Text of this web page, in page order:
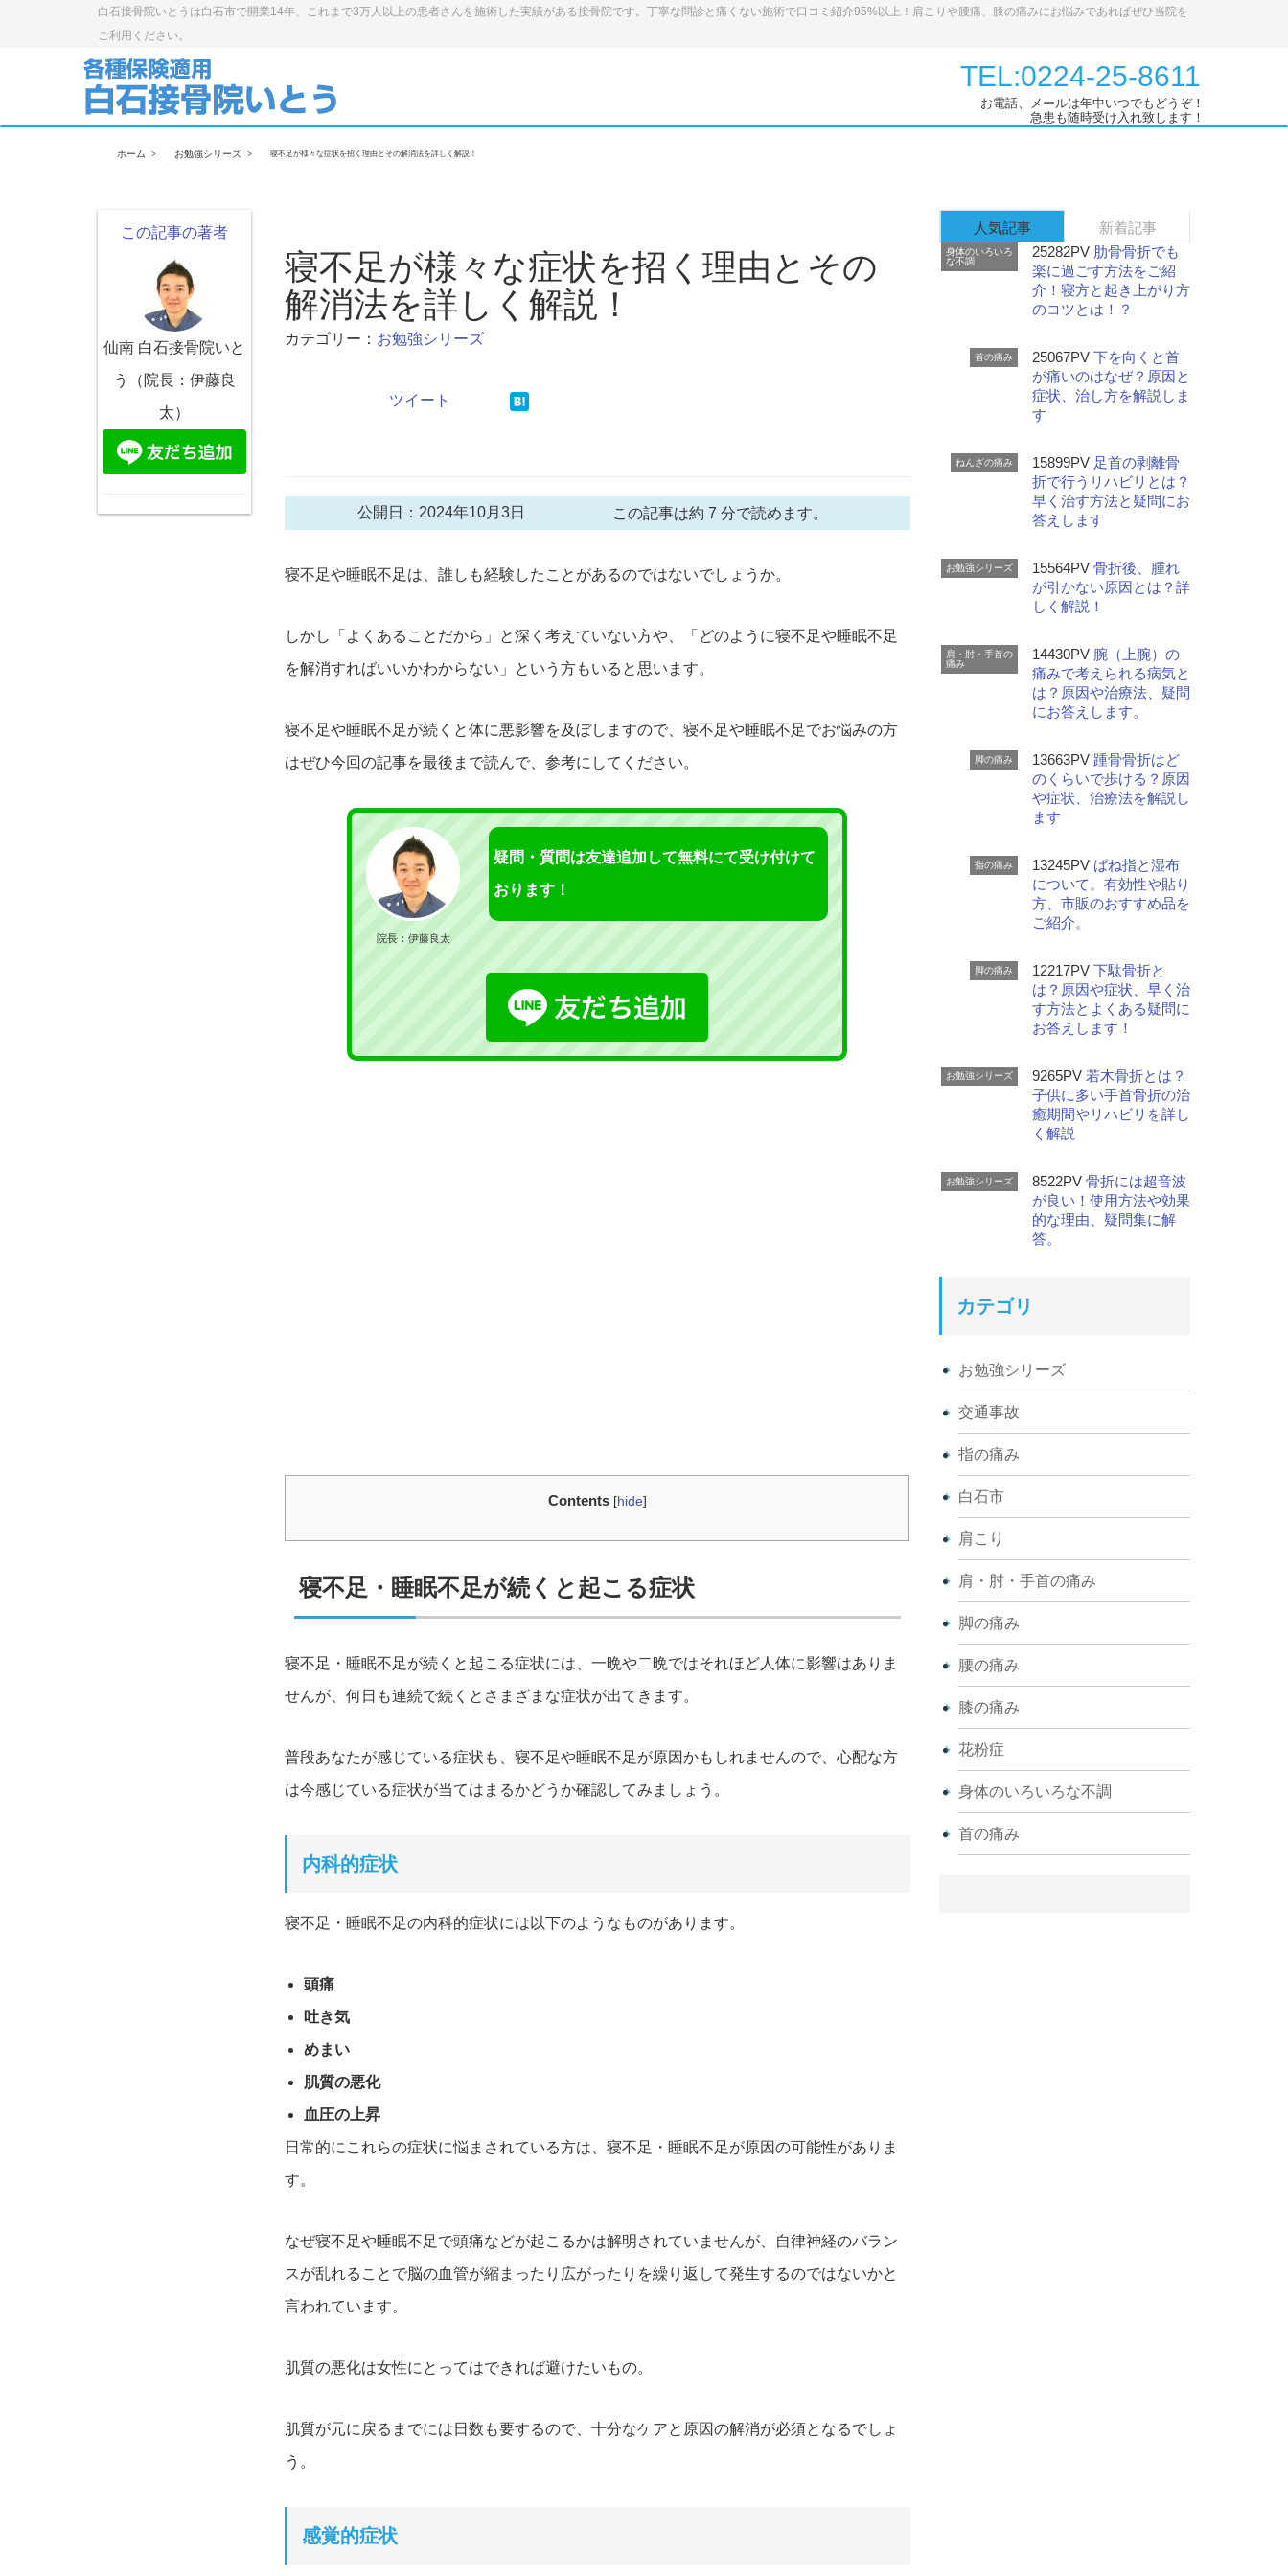
白石接骨院いとうは白石市で開業14年、これまで3万人以上の患者さんを施術した実績がある接骨院です。丁寧な問診と痛くない施術で口コミ紹介95%以上！肩こりや腰痛、膝の痛みにお悩みであればぜひ当院を
ご利用ください。
TEL:0224-25-8611
お電話、メールは年中いつでもどうぞ！
急患も随時受け入れ致します！
ホーム お勉強シリーズ 寝不足が様々な症状を招く理由とその解消法を詳しく解説！
寝不足が様々な症状を招く理由とその
解消法を詳しく解説！
カテゴリー： お勉強シリーズ
ツイート
公開日：2024年10月3日 この記事は約 7 分で読めます。
寝不足や睡眠不足は、誰しも経験したことがあるのではないでしょうか。
しかし「よくあることだから」と深く考えていない方や、「どのように寝不足や睡眠不足
を解消すればいいかわからない」という方もいると思います。
寝不足や睡眠不足が続くと体に悪影響を及ぼしますので、寝不足や睡眠不足でお悩みの方
はぜひ今回の記事を最後まで読んで、参考にしてください。
院長：伊藤良太
疑問・質問は友達追加して無料にて受け付けて
おります！
Contents [hide]
寝不足・睡眠不足が続くと起こる症状
寝不足・睡眠不足が続くと起こる症状には、一晩や二晩ではそれほど人体に影響はありま
せんが、何日も連続で続くとさまざまな症状が出てきます。
普段あなたが感じている症状も、寝不足や睡眠不足が原因かもしれませんので、心配な方
は今感じている症状が当てはまるかどうか確認してみましょう。
内科的症状
寝不足・睡眠不足の内科的症状には以下のようなものがあります。
頭痛
吐き気
めまい
肌質の悪化
血圧の上昇
日常的にこれらの症状に悩まされている方は、寝不足・睡眠不足が原因の可能性がありま
す。
なぜ寝不足や睡眠不足で頭痛などが起こるかは解明されていませんが、自律神経のバラン
スが乱れることで脳の血管が縮まったり広がったりを繰り返して発生するのではないかと
言われています。
肌質の悪化は女性にとってはできれば避けたいもの。
肌質が元に戻るまでには日数も要するので、十分なケアと原因の解消が必須となるでしょ
う。
感覚的症状
この記事の著者
仙南 白石接骨院いと
う（院長：伊藤良
太）
人気記事 新着記事
身体のいろいろ
な不調
25282PV 肋骨骨折でも
楽に過ごす方法をご紹
介！寝方と起き上がり方
のコツとは！？
首の痛み 25067PV 下を向くと首
が痛いのはなぜ？原因と
症状、治し方を解説しま
す
ねんざの痛み 15899PV 足首の剥離骨
折で行うリハビリとは？
早く治す方法と疑問にお
答えします
お勉強シリーズ 15564PV 骨折後、腫れ
が引かない原因とは？詳
しく解説！
肩・肘・手首の
痛み
14430PV 腕（上腕）の
痛みで考えられる病気と
は？原因や治療法、疑問
にお答えします。
脚の痛み 13663PV 踵骨骨折はど
のくらいで歩ける？原因
や症状、治療法を解説し
ます
指の痛み 13245PV ばね指と湿布
について。有効性や貼り
方、市販のおすすめ品を
ご紹介。
脚の痛み 12217PV 下駄骨折と
は？原因や症状、早く治
す方法とよくある疑問に
お答えします！
お勉強シリーズ 9265PV 若木骨折とは？
子供に多い手首骨折の治
癒期間やリハビリを詳し
く解説
お勉強シリーズ 8522PV 骨折には超音波
が良い！使用方法や効果
的な理由、疑問集に解
答。
カテゴリ
お勉強シリーズ
交通事故
指の痛み
白石市
肩こり
肩・肘・手首の痛み
脚の痛み
腰の痛み
膝の痛み
花粉症
身体のいろいろな不調
首の痛み